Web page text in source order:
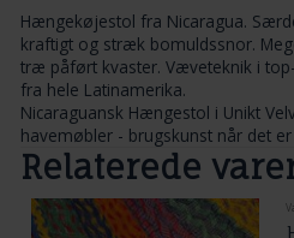
Hængekøjestol fra Nicaragua.
kraftigt og stræk bomuldssnor.
træ påført kvaster. Væveteknik i
fra hele Latinamerika.
Nicaraguansk Hængestol i Unikt
havemøbler - brugskunst når det er
Relaterede